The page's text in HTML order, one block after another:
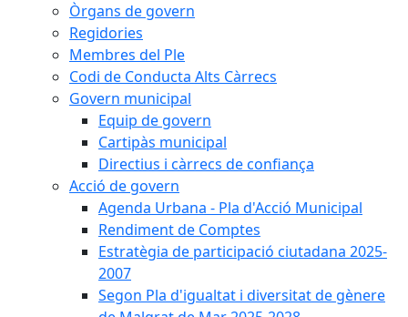
Òrgans de govern
Regidories
Membres del Ple
Codi de Conducta Alts Càrrecs
Govern municipal
Equip de govern
Cartipàs municipal
Directius i càrrecs de confiança
Acció de govern
Agenda Urbana - Pla d'Acció Municipal
Rendiment de Comptes
Estratègia de participació ciutadana 2025-
2007
Segon Pla d'igualtat i diversitat de gènere